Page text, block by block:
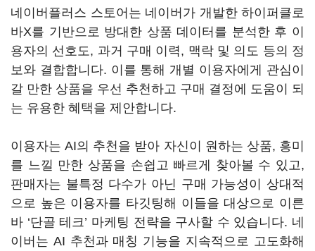
네이버플러스 스토어는 네이버가 개발한 하이퍼클로
바X를 기반으로 방대한 상품 데이터를 분석한 후 이
용자의 선호도, 과거 구매 이력, 맥락 및 의도 등의 정
보와 결합합니다. 이를 통해 개별 이용자에게 관심이
갈 만한 상품을 우선 추천하고 구매 결정에 도움이 되
는 유용한 혜택을 제안합니다.
이용자는 AI의 추천을 받아 자신이 원하는 상품, 흥미
를 느낄 만한 상품을 손쉽고 빠르게 찾아볼 수 있고,
판매자는 불특정 다수가 아닌 구매 가능성이 상대적
으로 높은 이용자를 타깃팅해 이들을 대상으로 이른
바 ‘단골 테크’ 마케팅 전략을 구사할 수 있습니다. 네
이버는 AI 추천과 매칭 기능을 지속적으로 고도화해